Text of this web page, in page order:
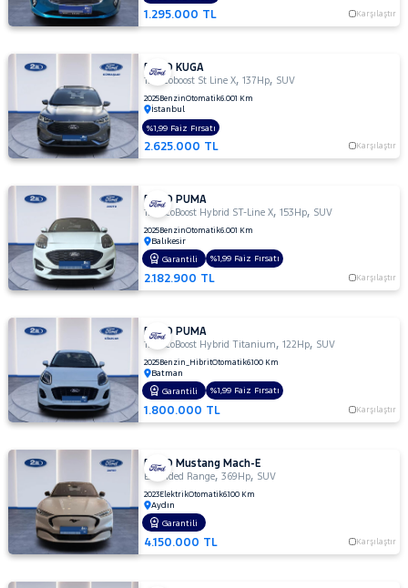
1.295.000 TL Karşılaştır
FORD KUGA
1.5 Ecoboost St Line X,137Hp, SUV
2025BenzinOtomatik6.001 Km
İstanbul
2.625.000 TL Karşılaştır
%1,99 Faiz Fırsatı
FORD PUMA
1.0 EcoBoost Hybrid ST-Line X,153Hp, SUV
2025BenzinOtomatik6.001 Km
Balıkesir
2.182.900 TL Karşılaştır
Garantili %1,99 Faiz Fırsatı
FORD PUMA
1.0 EcoBoost Hybrid Titanium,122Hp, SUV
2025Benzin_HibritOtomatik6.100 Km
Batman
1.800.000 TL Karşılaştır
Garantili %1,99 Faiz Fırsatı
FORD Mustang Mach-E
Extended Range,369Hp, SUV
2023ElektrikOtomatik6.100 Km
Aydın
4.150.000 TL Karşılaştır
Garantili